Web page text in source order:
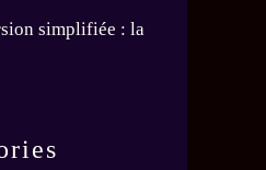
simplifiée : la